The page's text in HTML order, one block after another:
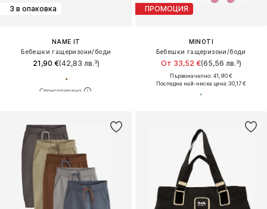
3 в опаковка
NAME IT
Бебешки гащеризони/боди
21,90 €(42,83 лв.³)
ПРОМОЦИЯ
MINOTI
Бебешки гащеризони/боди
От 33,52 €(65,56 лв.³)
Първоначално: 41,90 €
Последна най-ниска цена:30,17 €